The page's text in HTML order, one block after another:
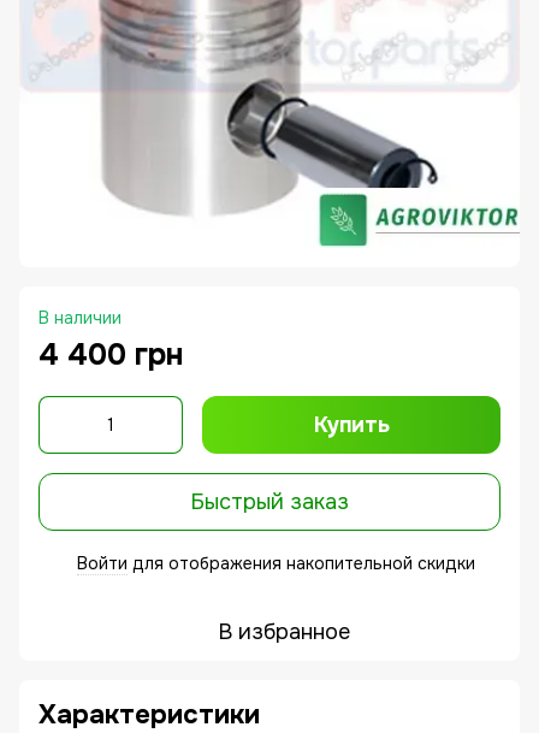
В наличии
4 400 грн
Купить
Быстрый заказ
Войти для отображения накопительной скидки
В избранное
Характеристики